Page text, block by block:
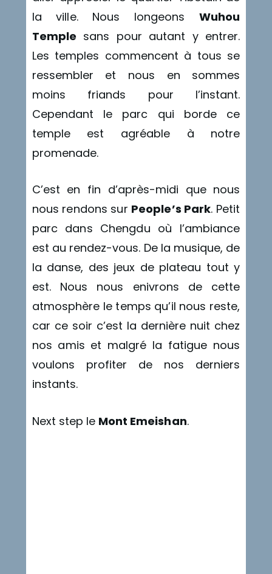
la ville. Nous longeonsWuhou
Temple sans pour autant y entrer.
Les temples commencent à tous se
ressembler et nous en sommes
moins friands pour l’instant.
Cependant le parc qui borde ce
temple est agréable à notre
promenade.
C’est en fin d’après-midi que nous
nous rendons sur People’s Park. Petit
parc dans Chengdu où l’ambiance
est au rendez-vous. De la musique, de
la danse, des jeux de plateau tout y
est. Nous nous enivrons de cette
atmosphère le temps qu’il nous reste,
car ce soir c’est la dernière nuit chez
nos amis et malgré la fatigue nous
voulons profiter de nos derniers
instants.
Next step le Mont Emeishan.